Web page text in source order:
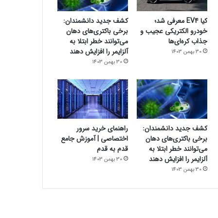
کیا EV4 معرفی شد؛
خودرو الکتریکی عجیب و
جذاب کره‌ای‌ها
30 بهمن 1403
کشف جدید دانشمندان:
برخی باکتری‌های دهان
می‌توانند خطر ابتلا به
آلزایمر را افزایش دهند
30 بهمن 1403
کشف جدید دانشمندان:
برخی باکتری‌های دهان
می‌توانند خطر ابتلا به
آلزایمر را افزایش دهند
30 بهمن 1403
راهنمای خرید سرور
اختصاصی | آموزش جامع
قدم به قدم
30 بهمن 1403